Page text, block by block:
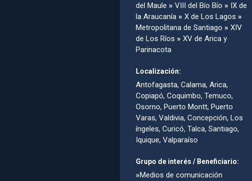
del Maule » VIII del Bío Bío » IX de
la Araucanía » X de Los Lagos »
Metropolitana de Santiago » XIV
de Los Ríos » XV de Arica y
Parinacota
Localización:
Antofagasta, Calama, Arica,
Copiapó, Coquimbo, Temuco,
Osorno, Puerto Montt, Puerto
Varas, Valdivia, Concepción, Los
íngeles, Curicó, Talca, Santiago,
Iquique, Valparaí­so
Grupo de interés / Beneficiario:
»Medios de comunicación